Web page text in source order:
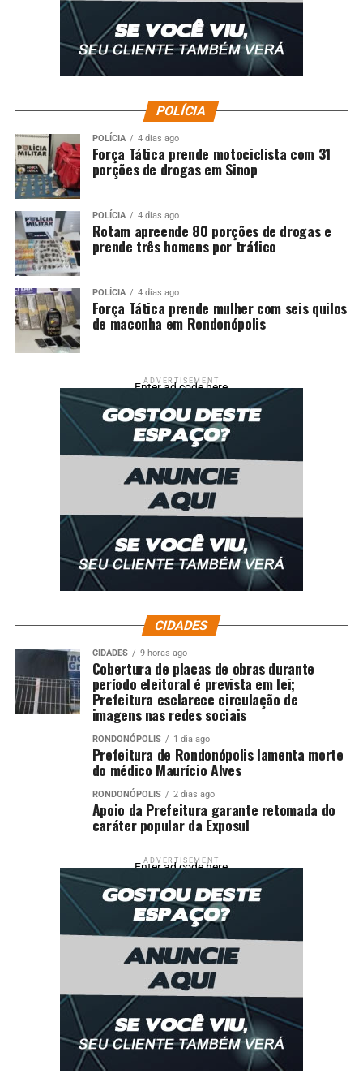
Fonte: Folhamax
Comentários
RELATED TOPICS: CONTRATAR DESTAQUE
POLÍTICA
PREFEITURA PROBE SADE TEMPORRIOS
Deputado isenta CGE e questiona investigao da Deccor
DON'T MISS
Ex-deputado tenta renascer e evita confronto com
ministro de Lula
POLÍCIA
POLÍCIA 4 dias ago
Força Tática prende motociclista com 31
porções de drogas em Sinop
POLÍCIA 4 dias ago
Rotam apreende 80 porções de drogas e
prende três homens por tráfico
POLÍCIA 4 dias ago
Força Tática prende mulher com seis quilos
de maconha em Rondonópolis
ADVERTISEMENT
Enter ad code here
CIDADES
CIDADES 9 horas ago
Cobertura de placas de obras durante
período eleitoral é prevista em lei;
Prefeitura esclarece circulação de
imagens nas redes sociais
RONDONÓPOLIS 1 dia ago
Prefeitura de Rondonópolis lamenta morte
do médico Maurício Alves
RONDONÓPOLIS 2 dias ago
Apoio da Prefeitura garante retomada do
caráter popular da Exposul
ADVERTISEMENT
Enter ad code here